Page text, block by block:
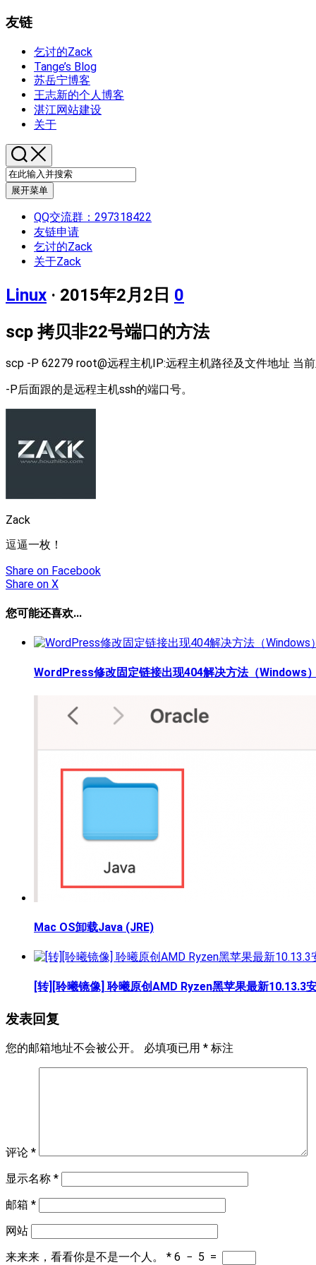
友链
乞讨的Zack
Tange’s Blog
苏岳宁博客
王志新的个人博客
湛江网站建设
关于
展开菜单
QQ交流群：297318422
友链申请
乞讨的Zack
关于Zack
Linux · 2015年2月2日 0
scp 拷贝非22号端口的方法
scp -P 62279 root@远程主机IP:远程主机路径及文件地址 当
-P后面跟的是远程主机ssh的端口号。
Zack
逗逼一枚！
Share on Facebook
Share on X
您可能还喜欢...
WordPress修改固定链接出现404解决方法（Windows
Mac OS卸载Java (JRE)
[转][聆曦镜像] 聆曦原创AMD Ryzen黑苹果最新10.13.3
发表回复
您的邮箱地址不会被公开。 必填项已用 * 标注
评论 *
显示名称 *
邮箱 *
网站
来来来，看看你是不是一个人。
* 6 − 5 =